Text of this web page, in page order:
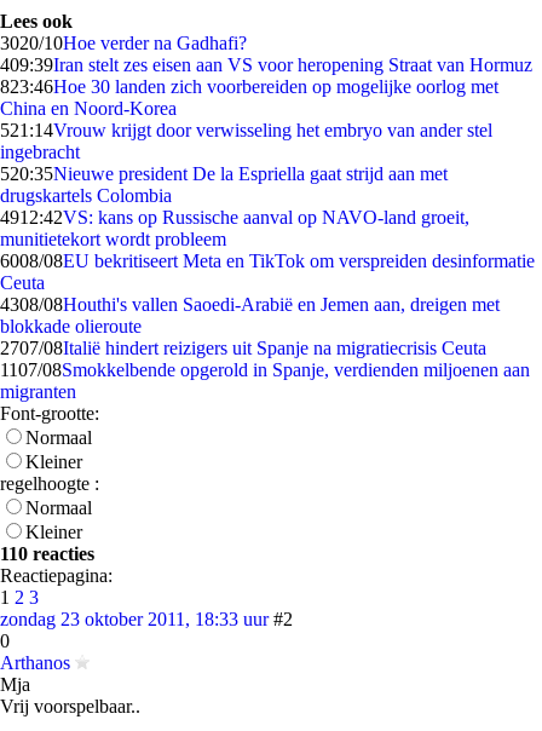
Lees ook
3020/10Hoe verder na Gadhafi?
409:39Iran stelt zes eisen aan VS voor heropening Straat van Hormuz
823:46Hoe 30 landen zich voorbereiden op mogelijke oorlog met
China en Noord-Korea
521:14Vrouw krijgt door verwisseling het embryo van ander stel
ingebracht
520:35Nieuwe president De la Espriella gaat strijd aan met
drugskartels Colombia
4912:42VS: kans op Russische aanval op NAVO-land groeit,
munitietekort wordt probleem
6008/08EU bekritiseert Meta en TikTok om verspreiden desinformatie
Ceuta
4308/08Houthi's vallen Saoedi-Arabië en Jemen aan, dreigen met
blokkade olieroute
2707/08Italië hindert reizigers uit Spanje na migratiecrisis Ceuta
1107/08Smokkelbende opgerold in Spanje, verdienden miljoenen aan
migranten
Font-grootte:
Normaal
Kleiner
regelhoogte :
Normaal
Kleiner
110 reacties
Reactiepagina:
1 2 3
zondag 23 oktober 2011, 18:33 uur #2
0
Arthanos
Mja
Vrij voorspelbaar..